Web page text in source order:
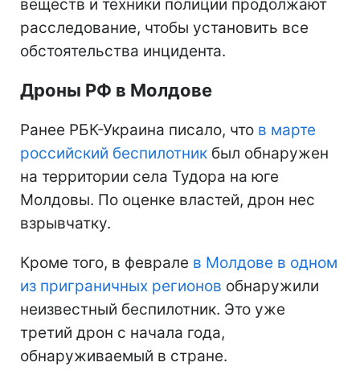
веществ и техники полиции продолжают
расследование, чтобы установить все
обстоятельства инцидента.
Дроны РФ в Молдове
Ранее РБК-Украина писало, что в марте
российский беспилотник был обнаружен
на территории села Тудора на юге
Молдовы. По оценке властей, дрон нес
взрывчатку.
Кроме того, в феврале в Молдове в одном
из приграничных регионов обнаружили
неизвестный беспилотник. Это уже
третий дрон с начала года,
обнаруживаемый в стране.